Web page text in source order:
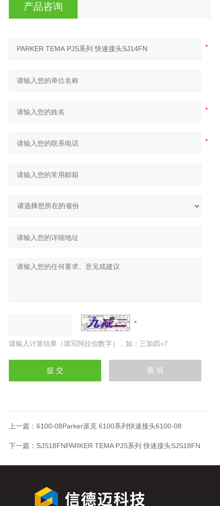
产品咨询
请输入计算结果（填写阿拉伯数字），如：三加四=7
上一篇： 6100-08Parker派克 6100系列快速接头6100-08
下一篇： SJS18FNPARKER TEMA PJS系列 快速接头SJS18FN